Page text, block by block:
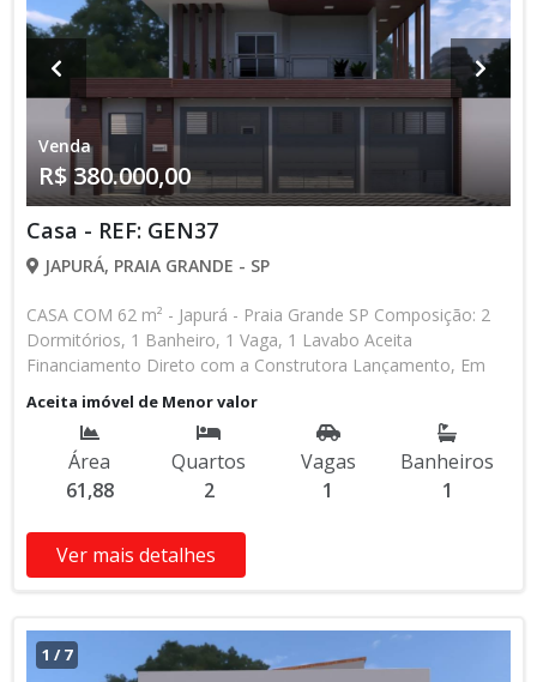
Venda
R$ 380.000,00
Casa - REF: GEN37
JAPURÁ, PRAIA GRANDE - SP
CASA COM 62 m² - Japurá - Praia Grande SP Composição: 2
Dormitórios, 1 Banheiro, 1 Vaga, 1 Lavabo Aceita
Financiamento Direto com a Construtora Lançamento, Em
Obras Entrada de R$ 85.000,00 84 Parcelas Mensais de R$
2.476,16 8 Parcelas Anuais de R$ 4.000,00 R$ 25.000,00
Entrega das Chaves R$ 380.000,00 valor Total * Os valores e
disponibilidade podem ser alterados sem prévio aviso. Favor
verificar entrando em contato com nossa equipe
Aceita imóvel de Menor valor
Área
61,88
Quartos
2
Vagas
1
Banheiros
1
Ver mais detalhes
1 /7